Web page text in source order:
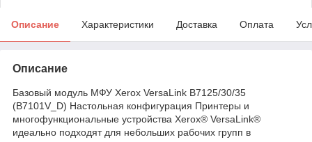
Описание Характеристики Доставка Оплата
Описание
Базовый модуль МФУ Xerox VersaLink B7125/30/35
(B7101V_D) Настольная конфигурация Принтеры и
многофункциональные устройства Xerox® VersaLink®
идеально подходят для небольших рабочих групп в